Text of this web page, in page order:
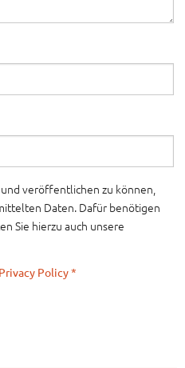
veröffentlichen zu können,
Daten. Dafür benötigen
Sie hierzu auch unsere
Privacy Policy*